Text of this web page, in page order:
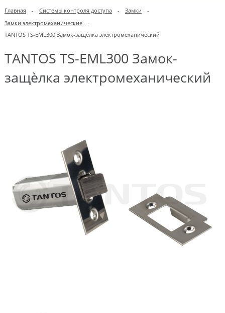
Главная - Системы контроля доступа - Замки
-
Замки электромеханические
-
TANTOS TS-EML300 Замок-защѐлка электромеханический
TANTOS TS-EML300 Замок-
защѐлка электромеханический